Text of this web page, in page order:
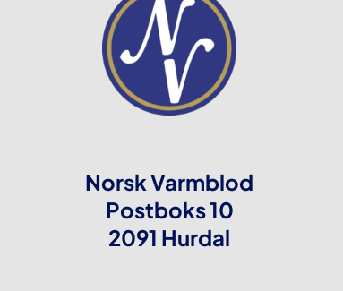
Norsk Varmblod
Postboks 10
2091 Hurdal